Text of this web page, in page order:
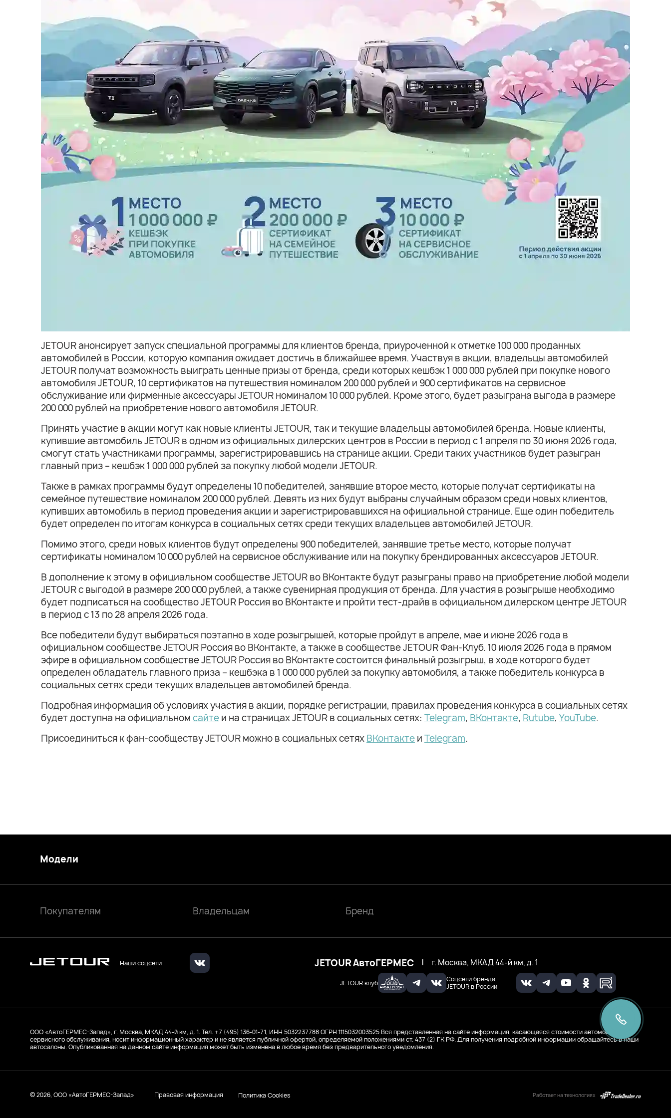
JETOUR анонсирует запуск специальной программы для клиентов бренда, приуроченной к отметке 100 000 проданных
автомобилей в России, которую компания ожидает достичь в ближайшее время. Участвуя в акции, владельцы автомобилей
JETOUR получат возможность выиграть ценные призы от бренда, среди которых кешбэк 1 000 000 рублей при покупке нового
автомобиля JETOUR, 10 сертификатов на путешествия номиналом 200 000 рублей и 900 сертификатов на сервисное
обслуживание или фирменные аксессуары JETOUR номиналом 10 000 рублей. Кроме этого, будет разыграна выгода в размере
200 000 рублей на приобретение нового автомобиля JETOUR.
Принять участие в акции могут как новые клиенты JETOUR, так и текущие владельцы автомобилей бренда. Новые клиенты,
купившие автомобиль JETOUR в одном из официальных дилерских центров в России в период с 1 апреля по 30 июня 2026 года,
смогут стать участниками программы, зарегистрировавшись на странице акции. Среди таких участников будет разыгран
главный приз – кешбэк 1 000 000 рублей за покупку любой модели JETOUR.
Также в рамках программы будут определены 10 победителей, занявшие второе место, которые получат сертификаты на
семейное путешествие номиналом 200 000 рублей. Девять из них будут выбраны случайным образом среди новых клиентов,
купивших автомобиль в период проведения акции и зарегистрировавшихся на официальной странице. Еще один победитель
будет определен по итогам конкурса в социальных сетях среди текущих владельцев автомобилей JETOUR.
Помимо этого, среди новых клиентов будут определены 900 победителей, занявшие третье место, которые получат
сертификаты номиналом 10 000 рублей на сервисное обслуживание или на покупку брендированных аксессуаров JETOUR.
В дополнение к этому в официальном сообществе JETOUR во ВКонтакте будут разыграны право на приобретение любой модели
JETOUR с выгодой в размере 200 000 рублей, а также сувенирная продукция от бренда. Для участия в розыгрыше необходимо
будет подписаться на сообщество JETOUR Россия во ВКонтакте и пройти тест-драйв в официальном дилерском центре JETOUR
в период с 13 по 28 апреля 2026 года.
Все победители будут выбираться поэтапно в ходе розыгрышей, которые пройдут в апреле, мае и июне 2026 года в
официальном сообществе JETOUR Россия во ВКонтакте, а также в сообществе JETOUR Фан-Клуб. 10 июля 2026 года в прямом
эфире в официальном сообществе JETOUR Россия во ВКонтакте состоится финальный розыгрыш, в ходе которого будет
определен обладатель главного приза – кешбэка в 1 000 000 рублей за покупку автомобиля, а также победитель конкурса в
социальных сетях среди текущих владельцев автомобилей бренда.
Подробная информация об условиях участия в акции, порядке регистрации, правилах проведения конкурса в социальных сетях
будет доступна на официальном сайте и на страницах JETOUR в социальных сетях: Telegram, ВКонтакте, Rutube, YouTube.
Присоединиться к фан-сообществу JETOUR можно в социальных сетях ВКонтакте и Telegram.
JETOUR клуб
Соцсети бренда
JETOUR в России
Наши соцсети JETOUR АвтоГЕРМЕС | г. Москва, МКАД 44-й км, д. 1
Модели
Покупателям Владельцам Бренд
ООО ‭«АвтоГЕРМЕС-Запад», г. Москва, МКАД 44-й км, д. 1. Тел. +7 (495) 136-01-71, ИНН 5032237788ОГРН 1115032003525 Вся представленная на сайте информация, касающаяся стоимости автомобилей и
сервисного обслуживания, носит информационный характер и не является публичной офертой, определяемой положениями ст. 437 (2) ГК РФ. Для получения подробной информации обращайтесь в наши
автосалоны. Опубликованная на данном сайте информация может быть изменена в любое время без предварительного уведомления.
© 2026, ООО ‭«АвтоГЕРМЕС-Запад» Правовая информация Политика Cookies Работает на технологиях